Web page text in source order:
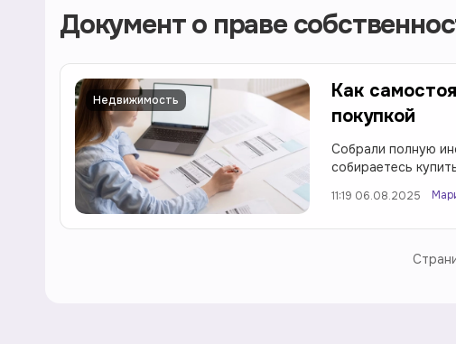
Документ о праве
Недвижимость
Как
покупкой
Собрали полную
собираетесь
11:19 06.08.2025